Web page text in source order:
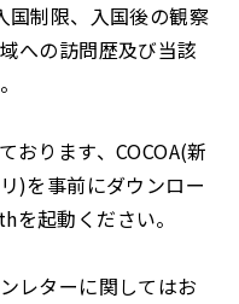
国制限、入国後の観察
への訪問歴及び当該
おります、COCOA(新
)を事前にダウンロー
起動ください。
レターに関してはお